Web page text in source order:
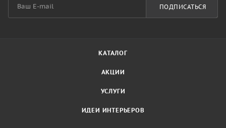
ПОДПИСАТЬСЯ
КАТАЛОГ
АКЦИИ
УСЛУГИ
ИДЕИ ИНТЕРЬЕРОВ